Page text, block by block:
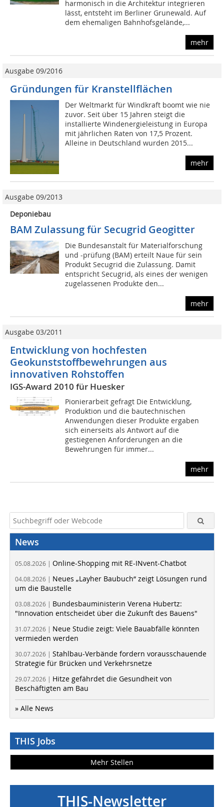
harmonisch in die Architektur integrieren
lässt, entsteht im Berliner Grunewald. Auf
dem ehemaligen Bahnhofsgelände,...
mehr
Ausgabe 09/2016
Gründungen für Kranstellflächen
Der Weltmarkt für Windkraft boomt wie nie
zuvor. Seit über 15 Jahren steigt die
installierte Windenergieleistung in Europa
mit jährlichen Raten von 17,5 Prozent.
Alleine in Deutschland wurden 2015...
mehr
Ausgabe 09/2013
Deponiebau
BAM Zulassung für Secugrid Geogitter
Die Bundesanstalt für Ma­te­rial­forschung
und -prüfung (BAM) erteilt Naue für sein
Produkt Secugrid die Zulassung. Damit
entspricht Secugrid, als eines der wenigen
zugelassenen Produkte den...
mehr
Ausgabe 03/2011
Entwicklung von hochfesten
Geokunststoffbewehrungen aus
innovativen Rohstoffen
IGS-Award 2010 für Huesker
Pionierarbeit gefragt Die Entwicklung,
Produktion und die bautechnischen
Anwendungen dieser Produkte ergaben
sich einerseits als Antwort auf die
gestiegenen Anforderungen an die
Bewehrungen für immer...
mehr
News
05.08.2026 | Online-Shopping mit RE-INvent-Chatbot
04.08.2026 | Neues „Layher Baubuch“ zeigt Lösungen rund
um die Baustelle
03.08.2026 | Bundesbauministerin Verena Hubertz:
"Innovation entscheidet über die Zukunft des Bauens"
31.07.2026 | Neue Studie zeigt: Viele Bauabfälle könnten
vermieden werden
30.07.2026 | Stahlbau-Verbände fordern vorausschauende
Strategie für Brücken und Verkehrsnetze
29.07.2026 | Hitze gefährdet die Gesundheit von
Beschäftigten am Bau
» Alle News
THIS Jobs
Mehr Stellen
THIS-Newsletter